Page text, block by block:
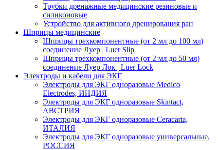
Трубки дренажные медицинские резиновые и
силиконовые
Устройство для активного дренирования ран
Шприцы медицинские
Шприцы трехкомпонентные (от 2 мл до 100 мл)
соединение Луер | Luer Slip
Шприцы трехкомпонентные (от 2 мл до 50 мл)
соединение Луер Лок | Luer Lock
Электроды и кабели для ЭКГ
Электроды для ЭКГ одноразовые Medico
Electrodes, ИНДИЯ
Электроды для ЭКГ одноразовые Skintact,
АВСТРИЯ
Электроды для ЭКГ одноразовые Ceracarta,
ИТАЛИЯ
Электроды для ЭКГ одноразовые универсальные,
РОССИЯ